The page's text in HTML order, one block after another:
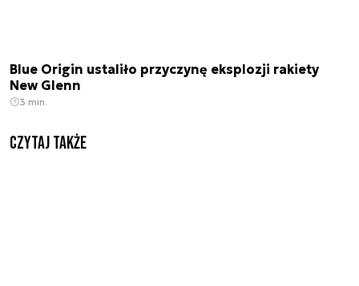
Blue Origin ustaliło przyczynę eksplozji rakiety
New Glenn
3 min.
Czytaj także